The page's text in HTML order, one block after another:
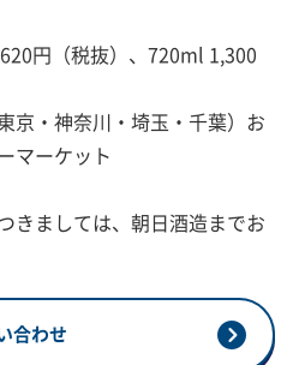
円（税抜）、720ml 1,300
京・神奈川・埼玉・千葉）お
マーケット
きましては、朝日酒造までお
合わせ